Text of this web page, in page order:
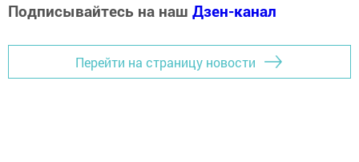
Подписывайтесь на наш Дзен-канал
Перейти на страницу новости